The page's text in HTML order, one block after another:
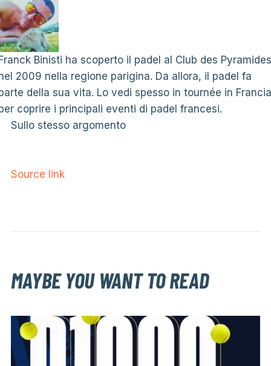
Binisti ha scoperto il padel al Club des Pyramides
2009 nella regione parigina. Da allora, il padel fa
della sua vita. Lo vedi spesso in tournée in Francia
coprire i principali eventi di padel francesi.
Sullo stesso argomento
Source link
MAYBE YOU WANT TO READ